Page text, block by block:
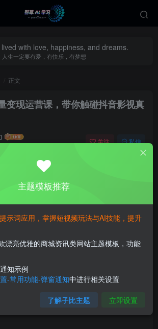
with love, happiness, and dreams.
人生一定要有爱，有快乐，有梦想
正文
变现运营课，带你触碰抖音影视真
关注 私信
主题模板推荐
示词应用，掌握短视频玩法与AI技能，提升
漂亮优雅的商城资讯类网站主题模板，功能
知示例
-常用功能-弹窗通知中进行相关设置
了解子比主题 立即设置